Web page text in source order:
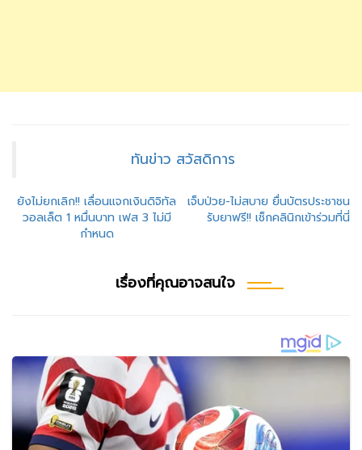
ทันข่าว สวัสดิการ
แนะแนว
เรื่อง
ยังไม่ยกเลิก!! เลื่อนแจกเงินดิจิทัล
วอลเล็ต 1 หมื่นบาท เฟส 3 ไม่มี
กำหนด
เจ็บป่วย-ไม่สบาย ยื่นบัตรประชาชน
รับยาฟรี!! เช็กคลินิกเข้าร่วมที่นี่
เรื่องที่คุณอาจสนใจ